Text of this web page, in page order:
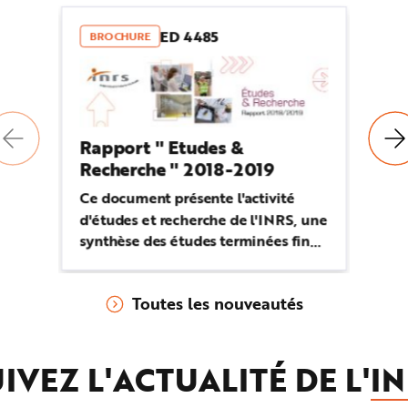
BROCHURE ED 4485
Rapport " Etudes &
Recherche " 2018-2019
Ce document présente l'activité
d'études et recherche de l'INRS, une
synthèse des études terminées fin
Toutes les nouveautés
L'ACTUALITÉ DE L'